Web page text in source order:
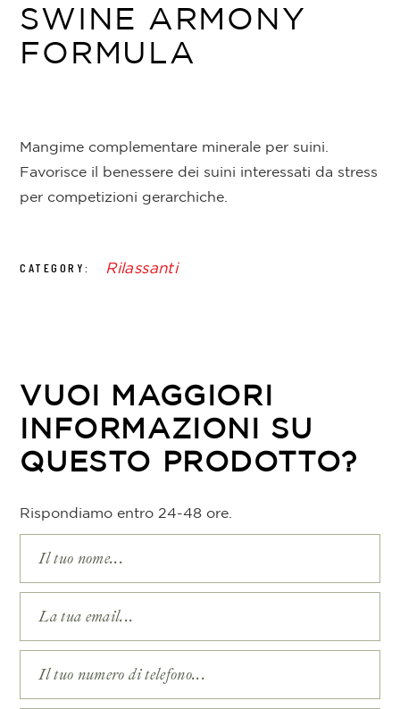
SWINE ARMONY
FORMULA
Mangime complementare minerale per suini.
Favorisce il benessere dei suini interessati da stress
per competizioni gerarchiche.
CATEGORY: Rilassanti
VUOI MAGGIORI
INFORMAZIONI SU
QUESTO PRODOTTO?
Rispondiamo entro 24-48 ore.